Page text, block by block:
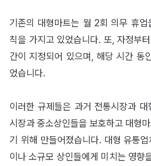
기존의 대형마트는 월 2회 의무 휴
칙을 가지고 있었습니다. 또, 자정부
간이 지정되어 있으며, 해당 시간 동
었습니다.
이러한 규제들은 과거 전통시장과
시장과 중소상인들을 보호하고 대형
기 위해 만들어졌습니다. 대형 유통
이나 소규모 상인들에게 미치는 영향